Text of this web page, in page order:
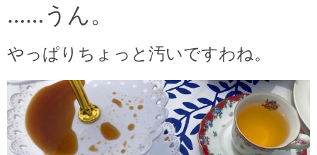
……うん。
やっぱりちょっと汚いですわね。